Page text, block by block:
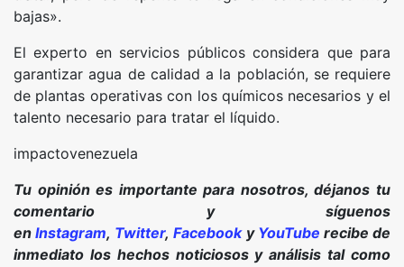
bajas».
El experto en servicios públicos considera que para
garantizar agua de calidad a la población, se requiere
de plantas operativas con los químicos necesarios y el
talento necesario para tratar el líquido.
impactovenezuela
Tu opinión es importante para nosotros, déjanos tu
comentario y síguenos
enInstagram, Twitter,Facebooky YouTube recibe de
inmediato los hechos noticiosos y análisis tal como